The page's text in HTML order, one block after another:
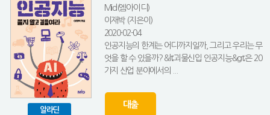
알라딘
Mid(엠아이디)
이재박 (지은이)
2020-02-04
인공지능의 한계는 어디까지일까, 그리고 우리는 무
엇을 할 수 있을까? &lt;괴물신입 인공지능&gt;은 20
가지 산업 분야에서의 ...
대출